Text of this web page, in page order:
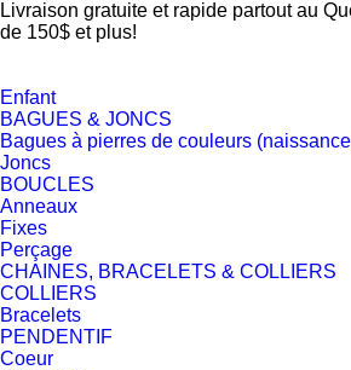
Livraison gratuite et rapide partout au
de 150$ et plus!
Enfant
BAGUES & JONCS
Bagues à pierres de couleurs
Joncs
BOUCLES
Anneaux
Fixes
Perçage
CHAINES, BRACELETS & COLLIERS
COLLIERS
Bracelets
PENDENTIF
Coeur